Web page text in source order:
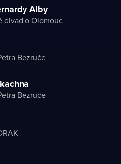
Alby
divadlo Olomouc
Bezruče
Bezruče